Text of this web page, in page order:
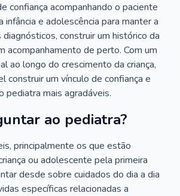
confiança acompanhando o paciente
infância e adolescência para manter a
construir um histórico da
acompanhamento de perto. Com um
ao longo do crescimento da criança,
construir um vínculo de confiança e
pediatra mais agradáveis.
ao pediatra?
principalmente os que estão
ou adolescente pela primeira
desde sobre cuidados do dia a dia
específicas relacionadas a